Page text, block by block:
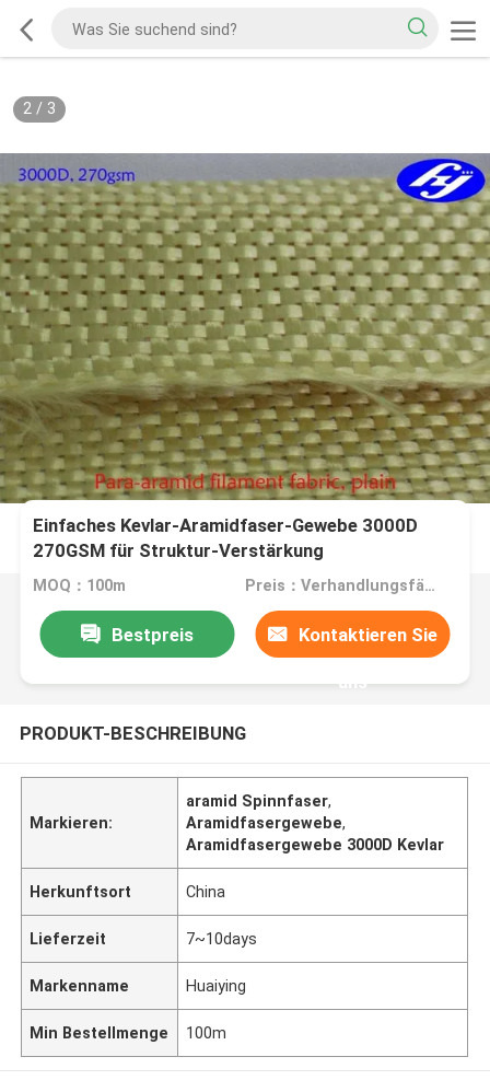
2/ 3
Einfaches Kevlar-Aramidfaser-Gewebe 3000D
270GSM für Struktur-Verstärkung
MOQ：100m Preis：Verhandlungsfähig
Bestpreis Kontaktieren Sie
uns
PRODUKT-BESCHREIBUNG
Markieren:
aramid Spinnfaser,
Aramidfasergewebe,
Aramidfasergewebe 3000D Kevlar
Herkunftsort China
Lieferzeit 7~10days
Markenname Huaiying
Min Bestellmenge 100m